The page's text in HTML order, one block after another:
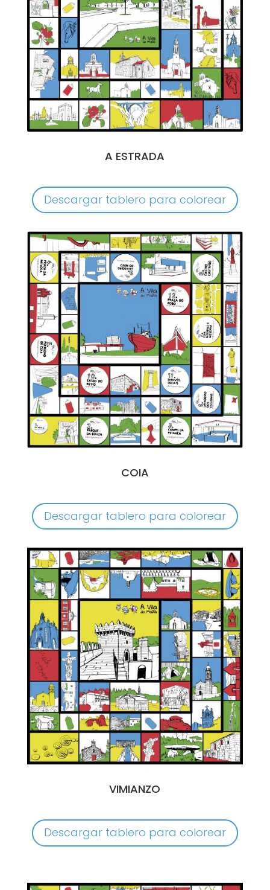
A ESTRADA
Descargar tablero para colorear
COIA
Descargar tablero para colorear
VIMIANZO
Descargar tablero para colorear